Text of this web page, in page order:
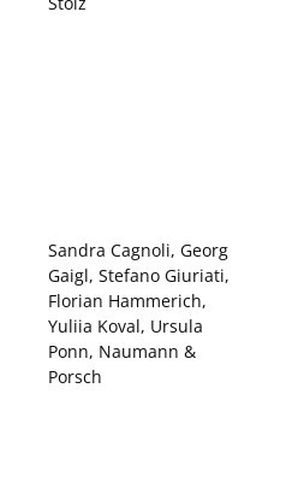
Sandra Cagnoli, Georg
Gaigl, Stefano Giuriati,
Florian Hammerich,
Yuliia Koval, Ursula
Ponn, Naumann &
Porsch